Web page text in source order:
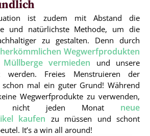
ist zudem mit Abstand die
und natürlichste Methode, um die
zu gestalten. Denn durch
Wegwerfprodukten
vermieden und unsere
werden. Freies Menstruieren der
mal ein guter Grund! Während
Wegwerfprodukte zu verwenden,
nicht jeden Monat neue
kaufen zu müssen und schont
It’s a win all around!